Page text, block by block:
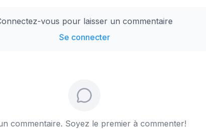
vous pour laisser un commentaire
Se connecter
commentaire. Soyez le premier à commenter!